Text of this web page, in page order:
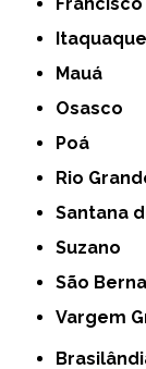
Mauá
Osasco
Poá
Rio
Santana
Suzano
São
Vargem